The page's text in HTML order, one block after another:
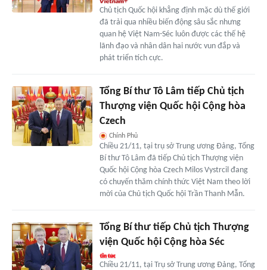
Chủ tịch Quốc hội khẳng định mặc dù thế giới
đã trải qua nhiều biến động sâu sắc nhưng
quan hệ Việt Nam-Séc luôn được các thế hệ
lãnh đạo và nhân dân hai nước vun đắp và
phát triển tích cực.
Tổng Bí thư Tô Lâm tiếp Chủ tịch
Thượng viện Quốc hội Cộng hòa
Czech
Chính Phủ
Chiều 21/11, tại trụ sở Trung ương Đảng, Tổng
Bí thư Tô Lâm đã tiếp Chủ tịch Thượng viện
Quốc hội Cộng hòa Czech Milos Vystrcil đang
có chuyến thăm chính thức Việt Nam theo lời
mời của Chủ tịch Quốc hội Trần Thanh Mẫn.
Tổng Bí thư tiếp Chủ tịch Thượng
viện Quốc hội Cộng hòa Séc
Chiều 21/11, tại Trụ sở Trung ương Đảng, Tổng